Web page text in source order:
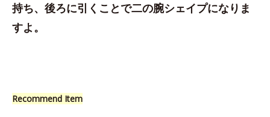
持ち、後ろに引くことで二の腕シェイプになりま
すよ。
Recommend Item